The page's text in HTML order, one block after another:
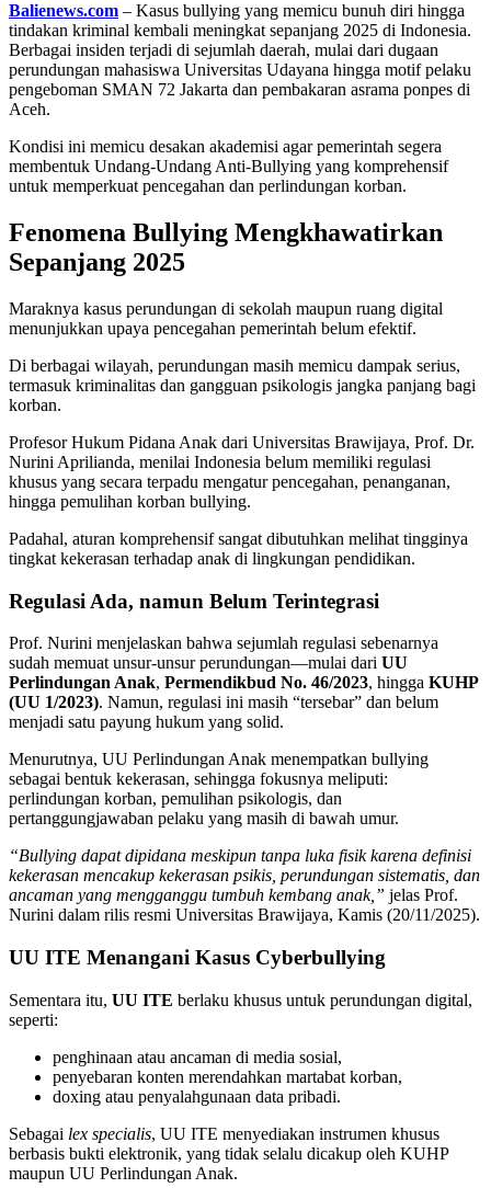
Balienews.com – Kasus bullying yang memicu bunuh diri hingga
tindakan kriminal kembali meningkat sepanjang 2025 di Indonesia.
Berbagai insiden terjadi di sejumlah daerah, mulai dari dugaan
perundungan mahasiswa Universitas Udayana hingga motif pelaku
pengeboman SMAN 72 Jakarta dan pembakaran asrama ponpes di
Aceh.
Kondisi ini memicu desakan akademisi agar pemerintah segera
membentuk Undang-Undang Anti-Bullying yang komprehensif
untuk memperkuat pencegahan dan perlindungan korban.
Fenomena Bullying Mengkhawatirkan
Sepanjang 2025
Maraknya kasus perundungan di sekolah maupun ruang digital
menunjukkan upaya pencegahan pemerintah belum efektif.
Di berbagai wilayah, perundungan masih memicu dampak serius,
termasuk kriminalitas dan gangguan psikologis jangka panjang bagi
korban.
Profesor Hukum Pidana Anak dari Universitas Brawijaya, Prof. Dr.
Nurini Aprilianda, menilai Indonesia belum memiliki regulasi
khusus yang secara terpadu mengatur pencegahan, penanganan,
hingga pemulihan korban bullying.
Padahal, aturan komprehensif sangat dibutuhkan melihat tingginya
tingkat kekerasan terhadap anak di lingkungan pendidikan.
Regulasi Ada, namun Belum Terintegrasi
Prof. Nurini menjelaskan bahwa sejumlah regulasi sebenarnya
sudah memuat unsur-unsur perundungan—mulai dari UU
Perlindungan Anak, Permendikbud No. 46/2023, hingga KUHP
(UU 1/2023). Namun, regulasi ini masih “tersebar” dan belum
menjadi satu payung hukum yang solid.
Menurutnya, UU Perlindungan Anak menempatkan bullying
sebagai bentuk kekerasan, sehingga fokusnya meliputi:
perlindungan korban, pemulihan psikologis, dan
pertanggungjawaban pelaku yang masih di bawah umur.
“Bullying dapat dipidana meskipun tanpa luka fisik karena definisi
kekerasan mencakup kekerasan psikis, perundungan sistematis, dan
ancaman yang mengganggu tumbuh kembang anak,” jelas Prof.
Nurini dalam rilis resmi Universitas Brawijaya, Kamis (20/11/2025).
UU ITE Menangani Kasus Cyberbullying
Sementara itu, UU ITE berlaku khusus untuk perundungan digital,
seperti:
penghinaan atau ancaman di media sosial,
penyebaran konten merendahkan martabat korban,
doxing atau penyalahgunaan data pribadi.
Sebagai lex specialis, UU ITE menyediakan instrumen khusus
berbasis bukti elektronik, yang tidak selalu dicakup oleh KUHP
maupun UU Perlindungan Anak.